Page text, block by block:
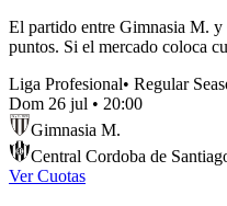
El partido entre Gimnasia M. y
puntos. Si el mercado coloca
Liga Profesional• Regular
Dom 26 jul • 20:00
Gimnasia M.
Central Cordoba de
Ver Cuotas